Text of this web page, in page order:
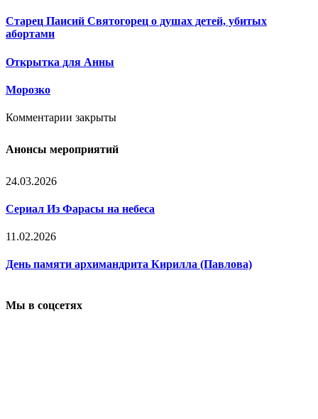
Старец Паисий Святогорец о душах детей, убитых
абортами
Открытка для Анны
Морозко
Комментарии закрыты
Анонсы мероприятий
24.03.2026
Сериал Из Фарасы на небеса
11.02.2026
День памяти архимандрита Кирилла (Павлова)
Мы в соцсетях